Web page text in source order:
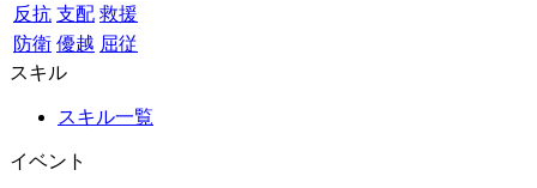
反抗 支配 救援
防衛 優越 屈従
スキル
スキル一覧
イベント